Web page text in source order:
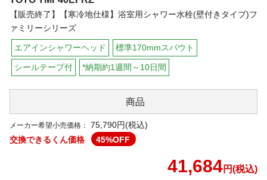
【販売終了】【寒冷地仕様】浴室用シャワー水栓(壁付きタイプ)フ
ァミリーシリーズ
エアインシャワーヘッド 標準170mmスパウト
シールテープ付 *納期約1週間～10日間
商品
メーカー希望小売価格：
75,790円(税込)
交換できるくん価格
45%OFF
41,684円(税込)